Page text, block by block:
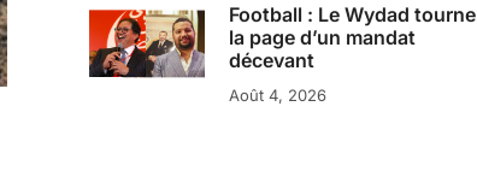
Football : Le Wydad tourne
la page d’un mandat
décevant
Août 4, 2026